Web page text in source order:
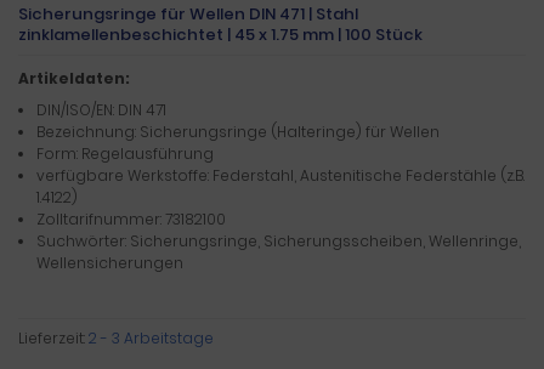
Sicherungsringe für Wellen DIN 471 | Stahl
zinklamellenbeschichtet | 45 x 1.75 mm | 100 Stück
Artikeldaten:
DIN/ISO/EN: DIN 471
Bezeichnung: Sicherungsringe (Halteringe) für Wellen
Form: Regelausführung
verfügbare Werkstoffe: Federstahl, Austenitische Federstähle (z.B.
1.4122)
Zolltarifnummer: 73182100
Suchwörter: Sicherungsringe, Sicherungsscheiben, Wellenringe,
Wellensicherungen
Lieferzeit:2 - 3 Arbeitstage